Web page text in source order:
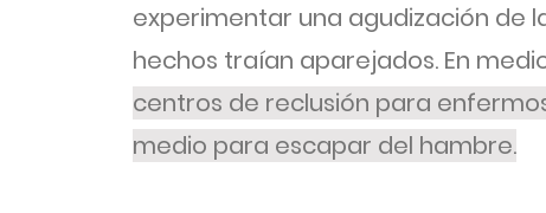
experimentar una agudización de
hechos traían aparejados. En
centros de reclusión para
medio para escapar del hambre.